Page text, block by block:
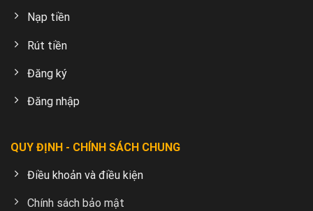
Nạp tiền
Rút tiền
Đăng ký
Đăng nhập
QUY ĐỊNH - CHÍNH SÁCH CHUNG
Điều khoản và điều kiện
Chính sách bảo mật